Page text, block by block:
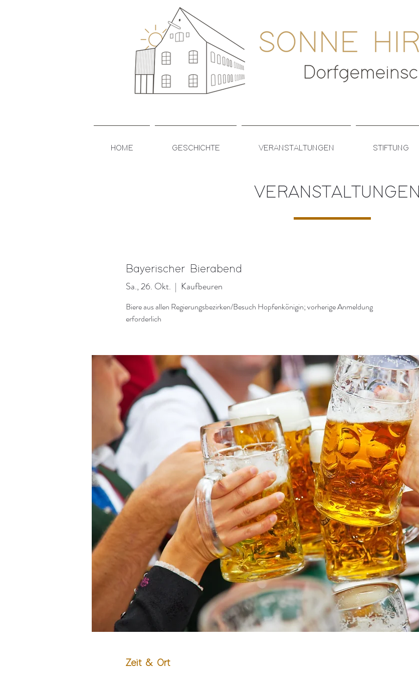
HOME GESCHICHTE VERANSTALTUNGEN STIFTUNG
VERANSTALTUNGEN
Bayerischer Bierabend
Sa., 26. Okt.
  |
Kaufbeuren
Biere aus allen Regierungsbezirken/Besuch Hopfenkönigin; vorherige Anmeldung
erforderlich
Zeit & Ort